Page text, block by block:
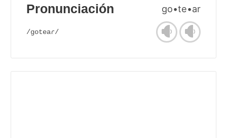
Pronunciación go•te•ar
/goteaɾ/